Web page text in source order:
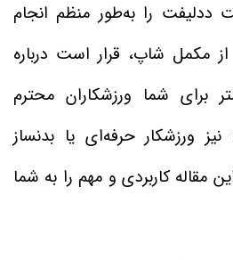
را به‌طور منظم انجام
مکمل شاپ، قرار است درباره
برای شما ورزشکاران محترم
ورزشکار حرفه‌ای یا بدنساز
مقاله کاربردی و مهم را به شما